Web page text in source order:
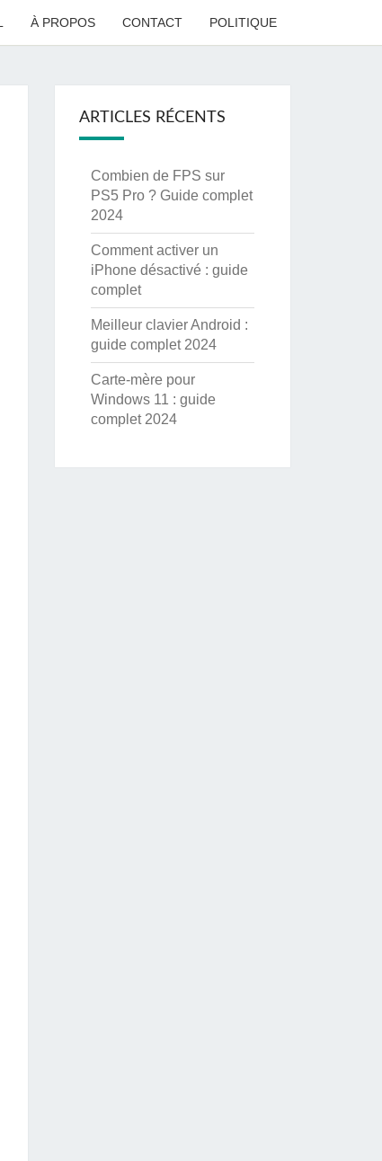
À PROPOS CONTACT POLITIQUE
ARTICLES RÉCENTS
Combien de FPS sur
PS5 Pro ? Guide complet
2024
Comment activer un
iPhone désactivé : guide
complet
Meilleur clavier Android :
guide complet 2024
Carte-mère pour
Windows 11 : guide
complet 2024